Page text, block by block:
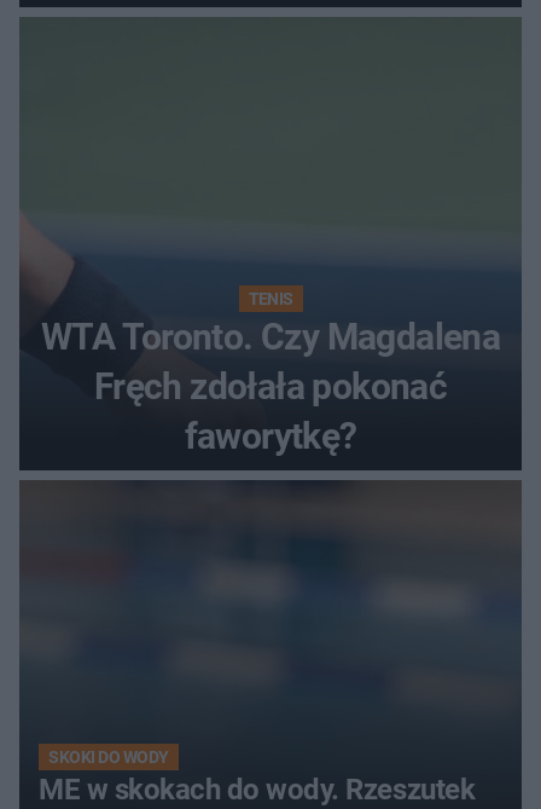
rundzie?
TENIS
WTA Toronto. Czy Magdalena
Fręch zdołała pokonać
faworytkę?
SKOKI DO WODY
ME w skokach do wody. Rzeszutek